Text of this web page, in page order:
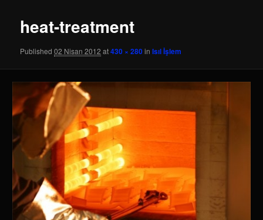
heat-treatment
Published02 Nisan 2012 at430 × 280inIsıl İşlem